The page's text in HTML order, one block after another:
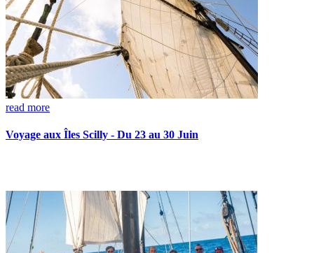
read more
Voyage aux Îles Scilly - Du 23 au 30 Juin